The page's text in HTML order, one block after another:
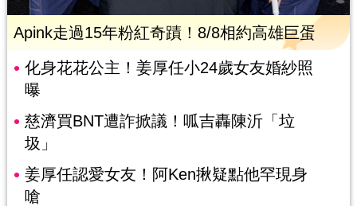
Apink走過15年粉紅奇蹟！8/8相約高雄巨蛋
化身花花公主！姜厚任小24歲女友婚紗照
曝
慈濟買BNT遭詐掀議！呱吉轟陳沂「垃
圾」
姜厚任認愛女友！阿Ken揪疑點他罕現身
嗆